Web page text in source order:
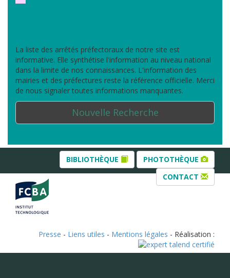
La liste des arrêtés préfectoraux de notre site est
informative. Elle synthétise l'information au niveau national
dans la limite de nos connaissances. L'information des
mairies et des préfectures reste la référence officielle. Merci
de nous signaler toutes informations manquantes.
Nouvelle Recherche
BIBLIOTHÈQUE
PHOTOTHÈQUE
CONTACT
Presse - Liens utiles - Mentions légales - Réalisation :